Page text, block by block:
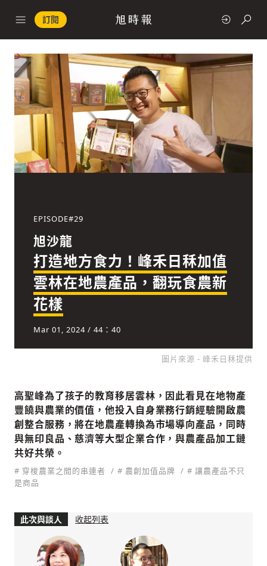
訂閱
快速連結
政治
經濟
人文
EPISODE#29
旭沙龍
打造地方食力！峰禾日秝加值
雲林在地農產品，翻玩食農新
花樣
Mar 01, 2024 / 44：40
圖片來源 - 峰禾日秝提供
高聖峰為了孩子的教育移居雲林，因此看見在地物產
豐饒與農業的價值，他投入自身業務行銷經驗開啟農
創整合服務，將在地農產轉換為市場導向產品，同時
與無印良品、慈濟等大型企業合作，與農產品加工鏈
共好共榮。
# 穿梭農業之間的串連者 # 農創加值品牌
# 讓農產品不只
是商品
此次與談人 收起列表